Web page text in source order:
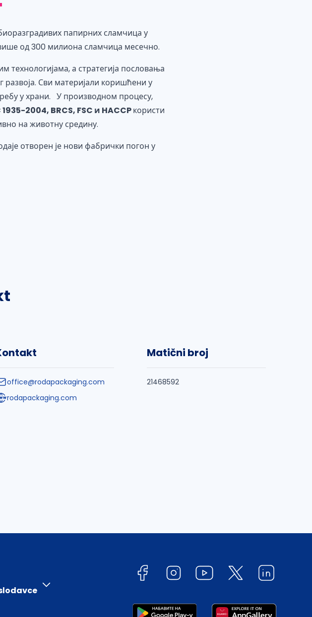
папирних сламчица у
од 300 милиона сламчица месечно.
технологијама, а стратегија пословања
Сви материјали коришћени у
у храни. У производном процесу,
1935-2004, BRCS, FSC и HACCPкористи
на животну средину.
отворен је нови фабрички погон у
office@rodapackaging.com
rodapackaging.com
Matični broj
21468592